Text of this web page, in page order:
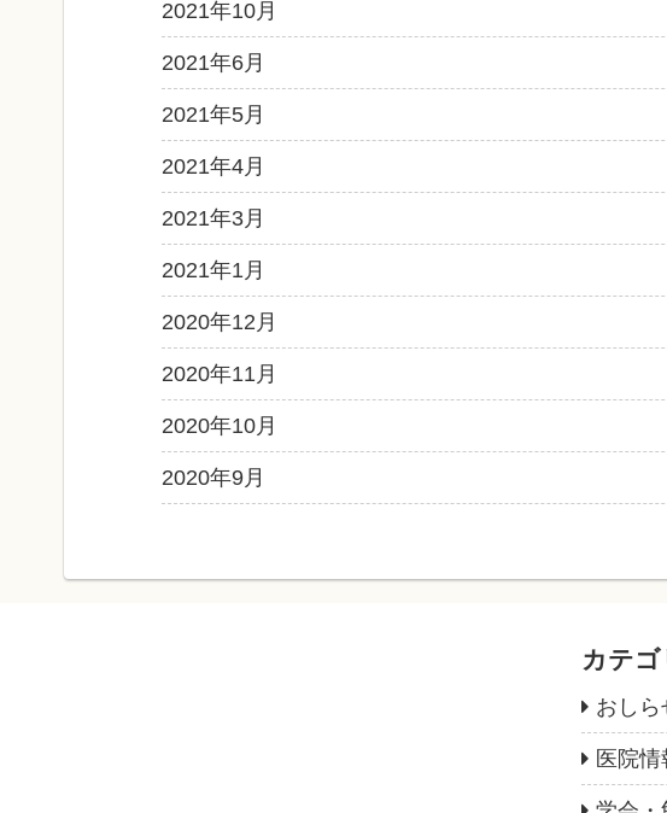
2021年10月
2021年6月
2021年5月
2021年4月
2021年3月
2021年1月
2020年12月
2020年11月
2020年10月
2020年9月
カテゴ
おしら
医院情